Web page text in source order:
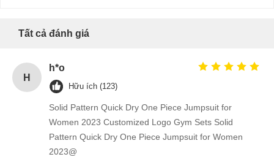
Tất cả đánh giá
H
h*o
Hữu ích (123)
Solid Pattern Quick Dry One Piece Jumpsuit for
Women 2023 Customized Logo Gym Sets Solid
Pattern Quick Dry One Piece Jumpsuit for Women
2023@